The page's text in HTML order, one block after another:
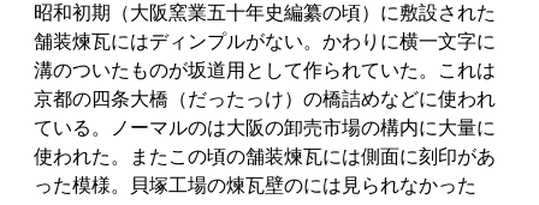
昭和初期（大阪窯業五十年史編纂の頃）に敷設された
舗装煉瓦にはディンプルがない。かわりに横一文字に
溝のついたものが坂道用として作られていた。これは
京都の四条大橋（だったっけ）の橋詰めなどに使われ
ている。ノーマルのは大阪の卸売市場の構内に大量に
使われた。またこの頃の舗装煉瓦には側面に刻印があ
った模様。貝塚工場の煉瓦壁のには見られなかった